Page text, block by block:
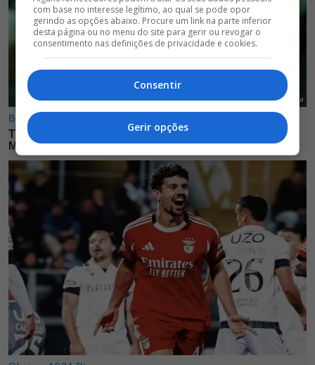
com base no interesse legítimo, ao qual se pode opor
gerindo as opções abaixo. Procure um link na parte inferior
desta página ou no menu do site para gerir ou revogar o
consentimento nas definições de privacidade e cookies.
Consentir
Gerir opções